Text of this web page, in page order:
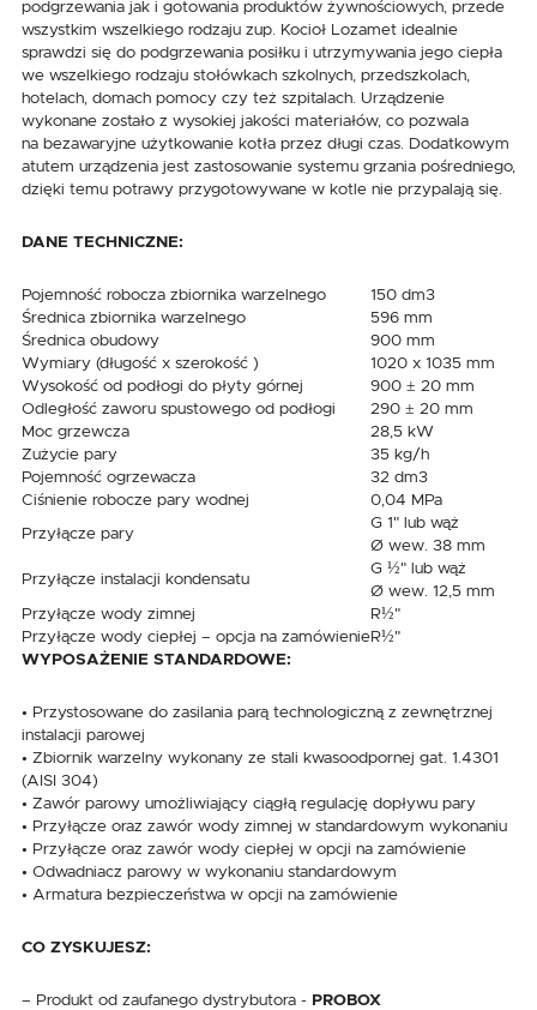
podgrzewania jak i gotowania produktów żywnościowych, przede
wszystkim wszelkiego rodzaju zup. Kocioł Lozamet idealnie
sprawdzi się do podgrzewania posiłku i utrzymywania jego ciepła
we wszelkiego rodzaju stołówkach szkolnych, przedszkolach,
hotelach, domach pomocy czy też szpitalach. Urządzenie
wykonane zostało z wysokiej jakości materiałów, co pozwala
na bezawaryjne użytkowanie kotła przez długi czas. Dodatkowym
atutem urządzenia jest zastosowanie systemu grzania pośredniego,
dzięki temu potrawy przygotowywane w kotle nie przypalają się.
DANE TECHNICZNE:
Pojemność robocza zbiornika warzelnego
150 dm3
Średnica zbiornika warzelnego
596 mm
Średnica obudowy
900 mm
Wymiary (długość x szerokość )
1020 x 1035 mm
Wysokość od podłogi do płyty górnej
900 ± 20 mm
Odległość zaworu spustowego od podłogi
290 ± 20 mm
Moc grzewcza
28,5 kW
Zużycie pary
35 kg/h
Pojemność ogrzewacza
32 dm3
Ciśnienie robocze pary wodnej
0,04 MPa
Przyłącze pary
G 1" lub wąż
Ø wew. 38 mm
Przyłącze instalacji kondensatu
G ½" lub wąż
Ø wew. 12,5 mm
Przyłącze wody zimnej
R½"
Przyłącze wody ciepłej – opcja na zamówienieR½"
WYPOSAŻENIE STANDARDOWE:
• Przystosowane do zasilania parą technologiczną z zewnętrznej
instalacji parowej
• Zbiornik warzelny wykonany ze stali kwasoodpornej gat. 1.4301
(AISI 304)
• Zawór parowy umożliwiający ciągłą regulację dopływu pary
• Przyłącze oraz zawór wody zimnej w standardowym wykonaniu
• Przyłącze oraz zawór wody ciepłej w opcji na zamówienie
• Odwadniacz parowy w wykonaniu standardowym
• Armatura bezpieczeństwa w opcji na zamówienie
CO ZYSKUJESZ:
– Produkt od zaufanego dystrybutora - PROBOX